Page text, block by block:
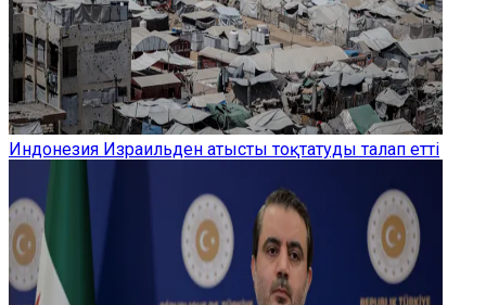
Индонезия Израильден атысты тоқтатуды талап етті